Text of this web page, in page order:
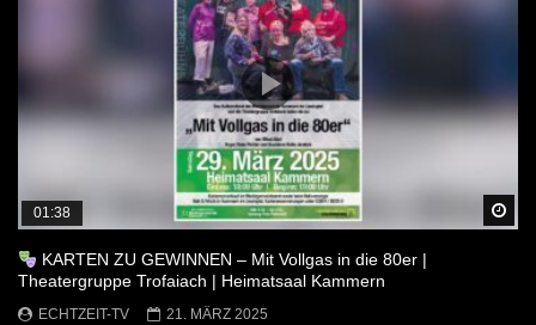
01:38
KARTEN ZU GEWINNEN – Mit Vollgas in die 80er |
Theatergruppe Trofaiach | Heimatsaal Kammern
ECHTZEIT-TV
21. MÄRZ 2025